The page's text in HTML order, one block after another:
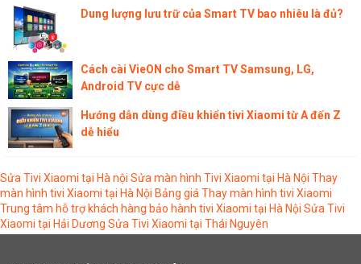
Dung lượng lưu trữ của Smart TV bao nhiêu là đủ?
Cách cài VieON cho Smart TV Samsung, LG,
Android TV cực dễ
Hướng dẫn dùng điều khiển tivi Xiaomi từ A đến Z
dễ hiểu
Sửa Tivi Xiaomi tại Hà nội Sửa màn hình Tivi Xiaomi tại Hà Nội Thay
màn hình tivi Xiaomi tại Hà Nội Bảng giá Thay màn hình tivi Xiaomi
Trung tâm hỗ trợ khách hàng bảo hành tivi Xiaomi tại Hà Nội Sửa Tivi
Xiaomi tại Hải Dương Sửa Tivi Xiaomi tại Thái Nguyên